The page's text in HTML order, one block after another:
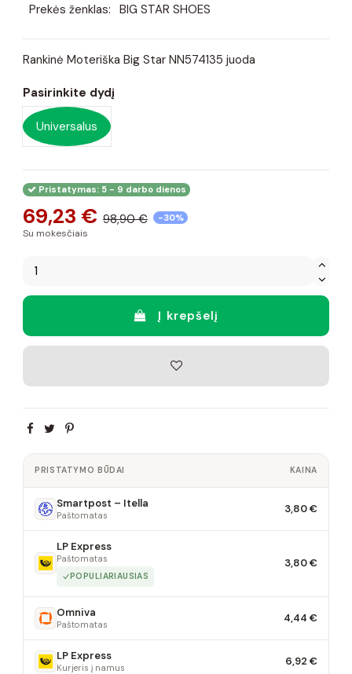
Prekės ženklas: BIG STAR SHOES
Rankinė Moteriška Big Star NN574135 juoda
Pasirinkite dydį
Universalus
Pristatymas: 5 - 9 darbo dienos
69,23 € 98,90 € -30%
Su mokesčiais
Į krepšelį
PRISTATYMO BŪDAI KAINA
Smartpost – Itella
Paštomatas 3,80 €
LP Express
Paštomatas
POPULIARIAUSIAS
3,80 €
Omniva
Paštomatas 4,44 €
LP Express
Kurjeris į namus 6,92 €